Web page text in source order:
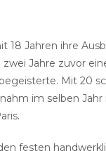
18 Jahren ihre
zwei Jahre zuvor
Mit 20
im selben
festen